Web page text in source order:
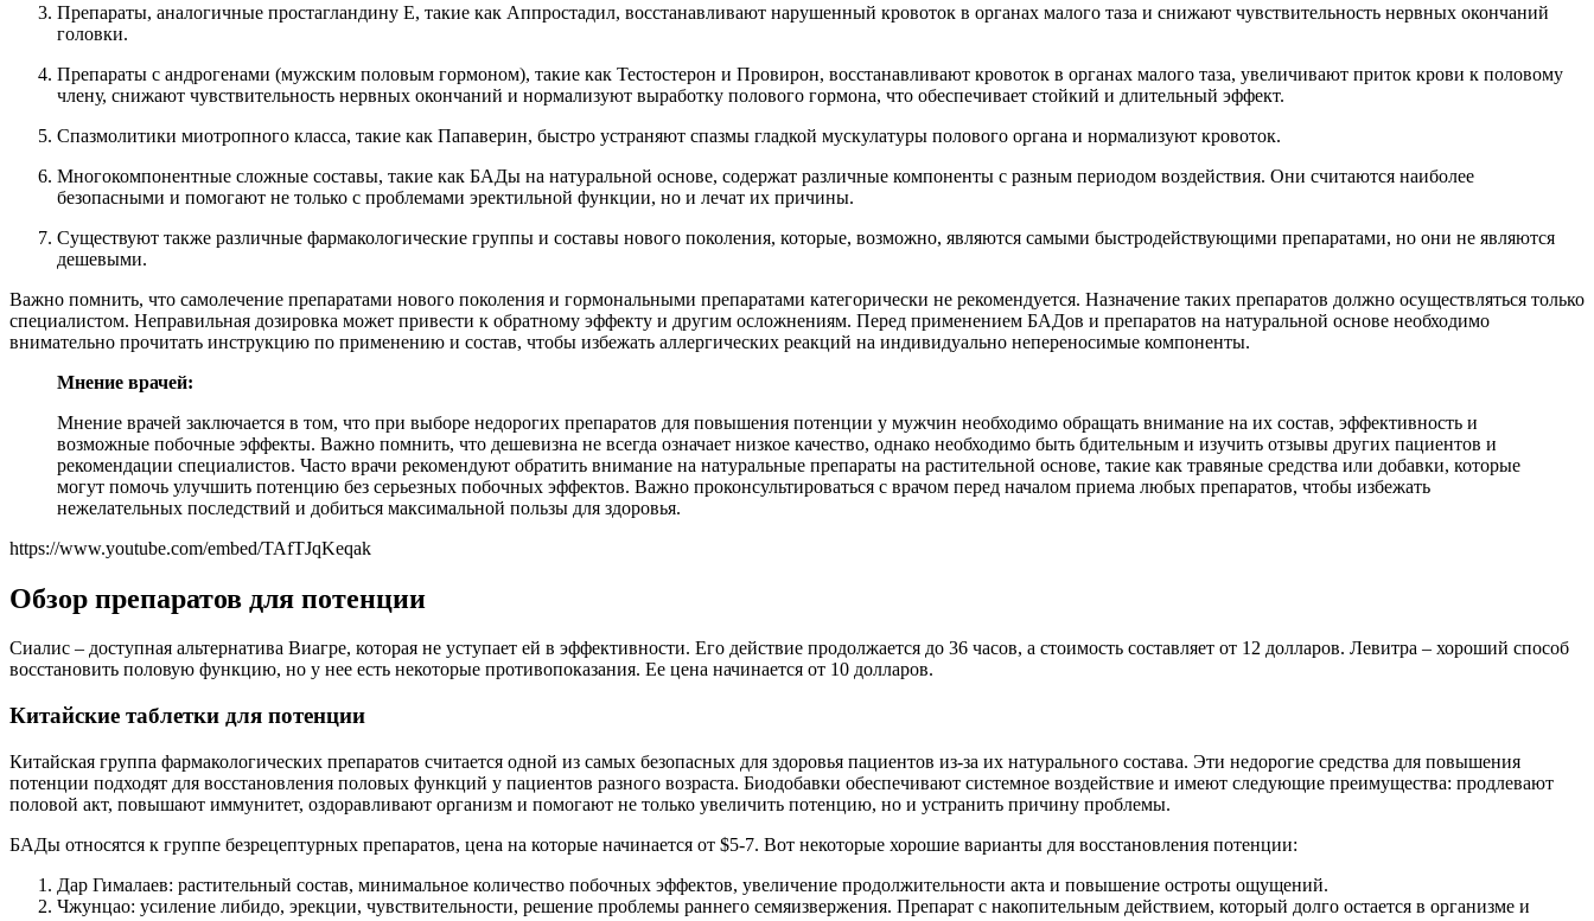
Препараты, аналогичные простагландину E, такие как Аппростадил, восстанавливают нарушенный кровоток в органах малого таза и снижают чувствительность нервных окончаний
головки.
Препараты с андрогенами (мужским половым гормоном), такие как Тестостерон и Провирон, восстанавливают кровоток в органах малого таза, увеличивают приток крови к половому
члену, снижают чувствительность нервных окончаний и нормализуют выработку полового гормона, что обеспечивает стойкий и длительный эффект.
Спазмолитики миотропного класса, такие как Папаверин, быстро устраняют спазмы гладкой мускулатуры полового органа и нормализуют кровоток.
Многокомпонентные сложные составы, такие как БАДы на натуральной основе, содержат различные компоненты с разным периодом воздействия. Они считаются наиболее
безопасными и помогают не только с проблемами эректильной функции, но и лечат их причины.
Существуют также различные фармакологические группы и составы нового поколения, которые, возможно, являются самыми быстродействующими препаратами, но они не являются
дешевыми.
Важно помнить, что самолечение препаратами нового поколения и гормональными препаратами категорически не рекомендуется. Назначение таких препаратов должно осуществляться только
специалистом. Неправильная дозировка может привести к обратному эффекту и другим осложнениям. Перед применением БАДов и препаратов на натуральной основе необходимо
внимательно прочитать инструкцию по применению и состав, чтобы избежать аллергических реакций на индивидуально непереносимые компоненты.
Мнение врачей:
Мнение врачей заключается в том, что при выборе недорогих препаратов для повышения потенции у мужчин необходимо обращать внимание на их состав, эффективность и
возможные побочные эффекты. Важно помнить, что дешевизна не всегда означает низкое качество, однако необходимо быть бдительным и изучить отзывы других пациентов и
рекомендации специалистов. Часто врачи рекомендуют обратить внимание на натуральные препараты на растительной основе, такие как травяные средства или добавки, которые
могут помочь улучшить потенцию без серьезных побочных эффектов. Важно проконсультироваться с врачом перед началом приема любых препаратов, чтобы избежать
нежелательных последствий и добиться максимальной пользы для здоровья.
https://www.youtube.com/embed/TAfTJqKeqak
Обзор препаратов для потенции
Сиалис – доступная альтернатива Виагре, которая не уступает ей в эффективности. Его действие продолжается до 36 часов, а стоимость составляет от 12 долларов. Левитра – хороший способ
восстановить половую функцию, но у нее есть некоторые противопоказания. Ее цена начинается от 10 долларов.
Китайские таблетки для потенции
Китайская группа фармакологических препаратов считается одной из самых безопасных для здоровья пациентов из-за их натурального состава. Эти недорогие средства для повышения
потенции подходят для восстановления половых функций у пациентов разного возраста. Биодобавки обеспечивают системное воздействие и имеют следующие преимущества: продлевают
половой акт, повышают иммунитет, оздоравливают организм и помогают не только увеличить потенцию, но и устранить причину проблемы.
БАДы относятся к группе безрецептурных препаратов, цена на которые начинается от $5-7. Вот некоторые хорошие варианты для восстановления потенции:
Дар Гималаев: растительный состав, минимальное количество побочных эффектов, увеличение продолжительности акта и повышение остроты ощущений.
Чжунцао: усиление либидо, эрекции, чувствительности, решение проблемы раннего семяизвержения. Препарат с накопительным действием, который долго остается в организме и